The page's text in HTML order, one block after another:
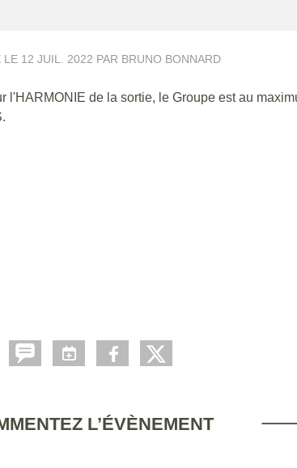
LE 12 JUIL. 2022 PAR BRUNO BONNARD
de la sortie, le Groupe est au
L’ÉVÈNEMENT